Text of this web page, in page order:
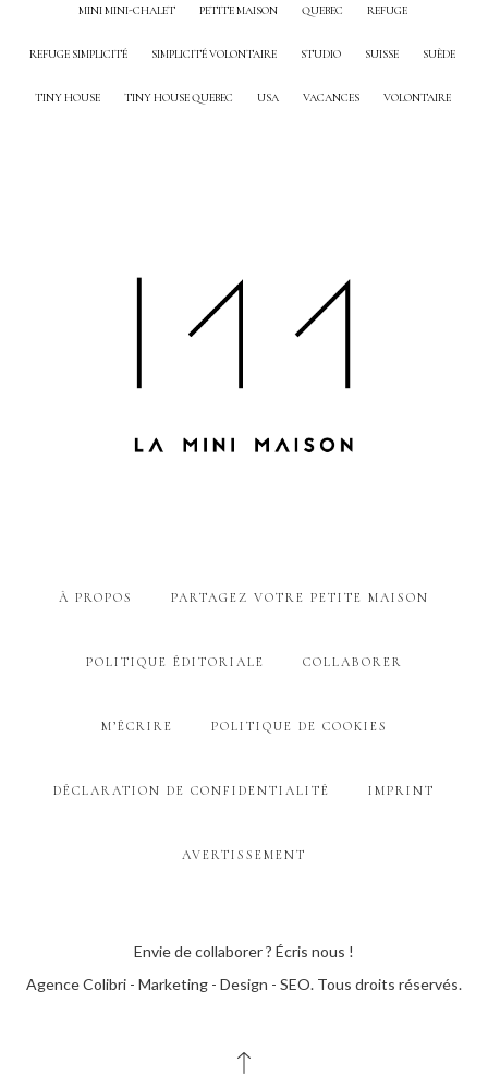
MINI MINI-CHALET PETITE MAISON QUEBEC REFUGE
REFUGE SIMPLICITÉ SIMPLICITÉ VOLONTAIRE STUDIO SUISSE SUÈDE
TINY HOUSE TINY HOUSE QUEBEC USA VACANCES VOLONTAIRE
À PROPOS PARTAGEZ VOTRE PETITE MAISON
POLITIQUE ÉDITORIALE COLLABORER
M’ÉCRIRE POLITIQUE DE COOKIES
DÉCLARATION DE CONFIDENTIALITÉ IMPRINT
AVERTISSEMENT
Envie de collaborer ? Écris nous !
Agence Colibri - Marketing - Design - SEO. Tous droits réservés.